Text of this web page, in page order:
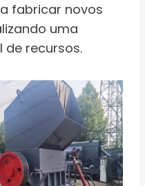
fabricar novos
uma
de recursos.